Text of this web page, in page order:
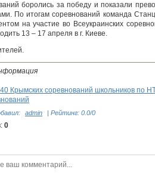
боролись за победу и показали
По итогам соревнований команда
на участие во Всеукраинских
13 – 17 апреля в г. Киеве.
Крымских соревнований школьников по
: admin | Рейтинг: 0.0/0
: 0